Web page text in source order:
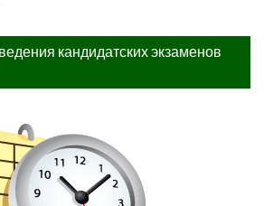
кандидатских экзаменов